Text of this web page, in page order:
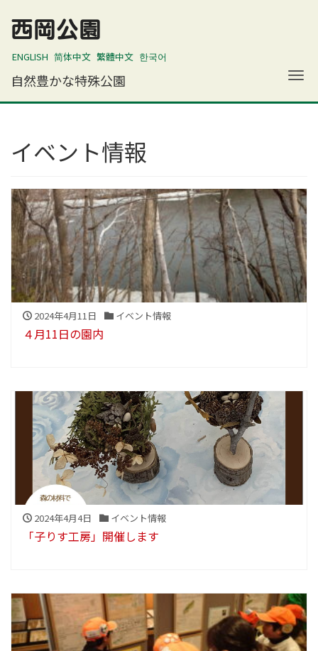
西岡公園
ENGLISH 简体中文 繁體中文 한국어
自然豊かな特殊公園 ナ
イベント情報
2024年4月11日 イベント情報
４月11日の園内
2024年4月4日 イベント情報
「子りす工房」開催します